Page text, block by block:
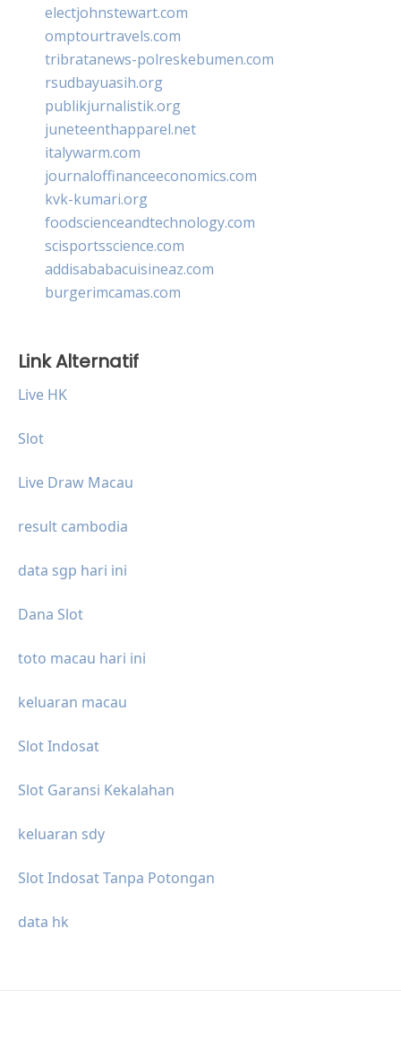
electjohnstewart.com
omptourtravels.com
tribratanews-polreskebumen.com
rsudbayuasih.org
publikjurnalistik.org
juneteenthapparel.net
italywarm.com
journaloffinanceeconomics.com
kvk-kumari.org
foodscienceandtechnology.com
scisportsscience.com
addisababacuisineaz.com
burgerimcamas.com
Link Alternatif
Live HK
Slot
Live Draw Macau
result cambodia
data sgp hari ini
Dana Slot
toto macau hari ini
keluaran macau
Slot Indosat
Slot Garansi Kekalahan
keluaran sdy
Slot Indosat Tanpa Potongan
data hk